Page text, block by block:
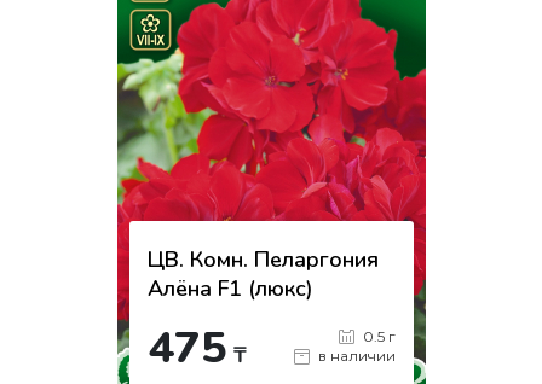
ЦВ. Комн. Пеларгония
Алёна F1 (люкс)
475 ₸
0.5 г
в наличии